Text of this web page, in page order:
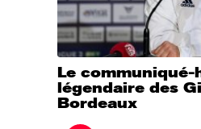
Le communiqué-
légendaire des
Bordeaux